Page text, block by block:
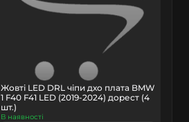
Жовті LED DRL чіпи дхо плата BMW
1 F40 F41 LED (2019-2024) дорест (4
шт.)
В наявності